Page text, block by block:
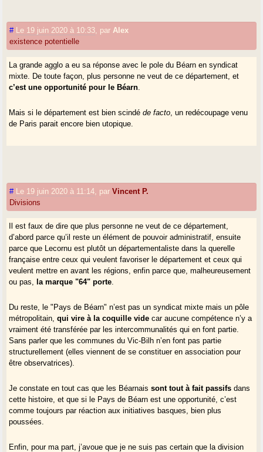
# Le 19 juin 2020 à 10:33 par Alex
existence potentielle
La grande agglo a eu sa réponse avec le pole du Béarn en syndicat
mixte. De toute façon, plus personne ne veut de ce département, et
c’est une opportunité pour le Béarn
Mais si le département est bien scindé de facto , un redécoupage venu
de Paris parait encore bien utopique.
# Le 19 juin 2020 à 11:14 parVincent P.
Divisions
Il est faux de dire que plus personne ne veut de ce département,
d’abord parce qu’il reste un élément de pouvoir administratif, ensuite
parce que Lecornu est plutôt un départementaliste dans la querelle
française entre ceux qui veulent favoriser le département et ceux qui
veulent mettre en avant les régions, enfin parce que, malheureusement
ou pas,
la marque "64" porte
Du reste, le "Pays de Béarn" n’est pas un syndicat mixte mais un pôle
métropolitain,qui vire à la coquille vide car aucune compétence n’y a
vraiment été transférée par les intercommunalités qui en font partie.
Sans parler que les communes du Vic-Bilh n’en font pas partie
structurellement (elles viennent de se constituer en association pour
être observatrices).
Je constate en tout cas que les Béarnaissont tout à fait passifsdans
cette histoire, et que si le Pays de Béarn est une opportunité, c’est
comme toujours par réaction aux initiatives basques, bien plus
poussées.
Enfin, pour ma part, j’avoue que je ne suis pas certain que la division